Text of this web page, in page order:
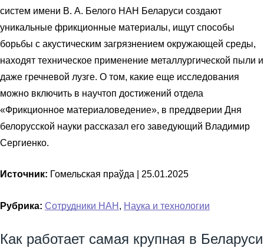
систем имени В. А. Белого НАН Беларуси создают
уникальные фрикционные материалы, ищут способы
борьбы с акустическим загрязнением окружающей среды,
находят техническое применение металлургической пыли и
даже гречневой лузге. О том, какие еще исследования
можно включить в научтоп достижений отдела
«Фрикционное материаловедение», в преддверии Дня
белорусской науки рассказал его заведующий Владимир
Сергиенко.
Источник: Гомельская праўда | 25.01.2025
Рубрика: Сотрудники НАН , Наука и технологии
Как работает самая крупная в Беларуси